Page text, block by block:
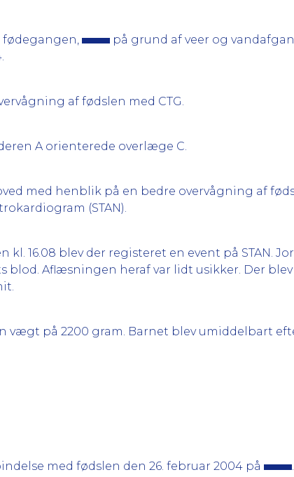
fødegangen, på grund af veer og
af fødslen med CTG.
A orienterede overlæge C.
med henblik på en bedre overvågning af
(STAN).
kl. 16.08 blev der registeret en event på STAN.
Aflæsningen heraf var lidt usikker. Der blev
på 2200 gram. Barnet blev umiddelbart
med fødslen den 26. februar 2004 på .